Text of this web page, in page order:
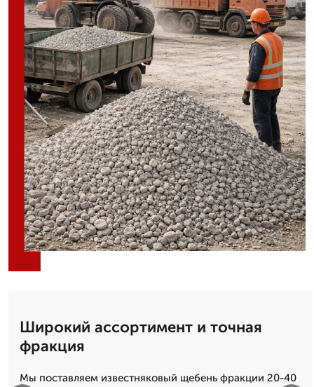
Широкий ассортимент и точная
фракция
Мы поставляем известняковый щебень фракции 20-40